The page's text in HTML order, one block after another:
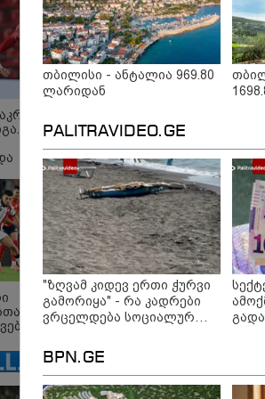
14:32
XXX
თბილისი - ანტალია 969.80
ლარიდან
PALITRAVIDEO.GE
"ზღვამ კიდევ ერთი ჭურვი
გამორიყა" - რა კადრები
ვრცელდება სოციალურ
BPN.GE